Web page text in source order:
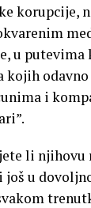
korupcije,
u
i
li njihovu
još u